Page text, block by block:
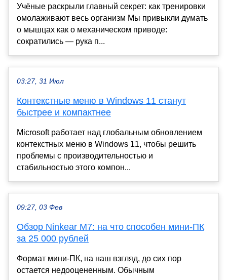
Учёные раскрыли главный секрет: как тренировки
омолаживают весь организм Мы привыкли думать
о мышцах как о механическом приводе:
сократились — рука п...
03:27, 31 Июл
Контекстные меню в Windows 11 станут
быстрее и компактнее
Microsoft работает над глобальным обновлением
контекстных меню в Windows 11, чтобы решить
проблемы с производительностью и
стабильностью этого компон...
09:27, 03 Фев
Обзор Ninkear M7: на что способен мини-ПК
за 25 000 рублей
Формат мини-ПК, на наш взгляд, до сих пор
остается недооцененным. Обычным